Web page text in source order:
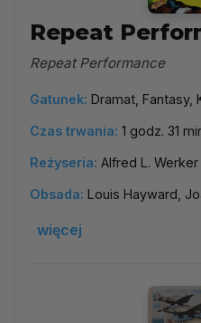
Repeat
Repeat Performance
Gatunek: Dramat, Fantasy,
Czas trwania: 1 godz. 31
Reżyseria: Alfred L. Werker
Obsada: Louis Hayward,
więcej